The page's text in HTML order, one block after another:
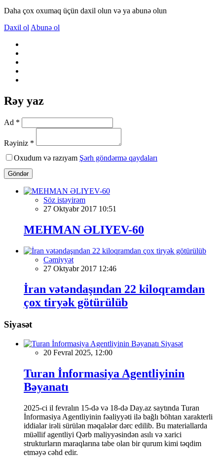
Daha çox oxumaq üçün daxil olun və ya abunə olun
Daxil ol Abunə ol
Rəy yaz
Ad *
Rəyiniz *
Oxudum və razıyam Şərh göndərmə qaydaları
Göndər
Söz istəyirəm
27 Oktyabr 2017 10:51
MEHMAN ƏLIYEV-60
Cəmiyyət
27 Oktyabr 2017 12:46
İran vətəndaşından 22 kiloqramdan
çox tiryək götürülüb
Siyasət
Siyasət
20 Fevral 2025, 12:00
Turan İnformasiya Agentliyinin
Bəyanatı
2025-ci il fevralın 15-də və 18-də Day.az saytında Turan
İnformasiya Agentliyinin fəaliyyəti ilə bağlı böhtan xarakterli
iddialar irəli sürülən məqalələr dərc edilib. Bu materiallarda
müəllif agentliyi Qərb maliyyəsindən asılı və xarici
strukturların maraqlarına tabe olan bir qurum kimi təqdim
etməyə cəhd edir.